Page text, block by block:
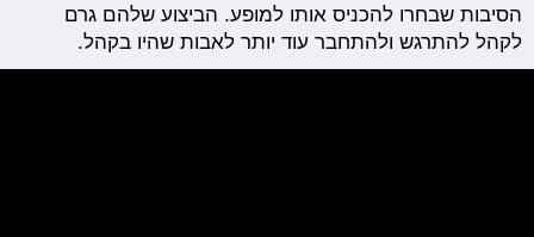
הסיבות שבחרו להכניס אותו למופע. הביצוע שלהם גרם
לקהל להתרגש ולהתחבר עוד יותר לאבות שהיו בקהל.